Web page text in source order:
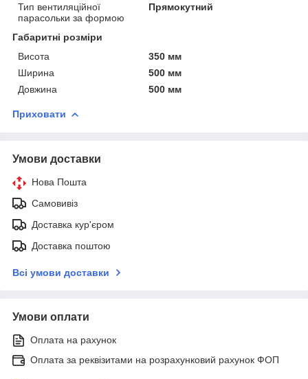
Тип вентиляційної
парасольки за формою
Прямокутний
Габаритні розміри
Висота
350 мм
Ширина
500 мм
Довжина
500 мм
Приховати
Умови доставки
Нова Пошта
Самовивіз
Доставка кур'єром
Доставка поштою
Всі умови доставки
Умови оплати
Оплата на рахунок
Оплата за реквізитами на розрахунковий рахунок ФОП